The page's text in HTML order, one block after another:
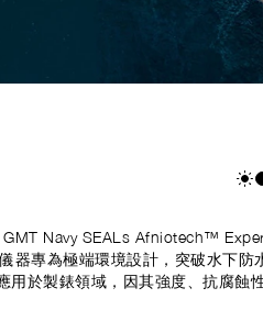
Navy SEALs Afniotech™
器專為極端環境設計，突破水下
用於製錶領域，因其強度、抗腐